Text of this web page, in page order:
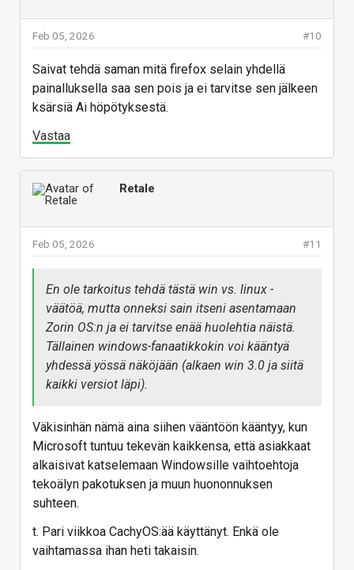
#10
Feb 05, 2026
Saivat tehdä saman mitä firefox selain yhdellä
painalluksella saa sen pois ja ei tarvitse sen jälkeen
ksärsiä Ai höpötyksestä.
Vastaa
Retale
#11
Feb 05, 2026
En ole tarkoitus tehdä tästä win vs. linux -
väätöä, mutta onneksi sain itseni asentamaan
Zorin OS:n ja ei tarvitse enää huolehtia näistä.
Tällainen windows-fanaatikkokin voi kääntyä
yhdessä yössä näköjään (alkaen win 3.0 ja siitä
kaikki versiot läpi).
Väkisinhän nämä aina siihen vääntöön kääntyy, kun
Microsoft tuntuu tekevän kaikkensa, että asiakkaat
alkaisivat katselemaan Windowsille vaihtoehtoja
tekoälyn pakotuksen ja muun huononnuksen
suhteen.
t. Pari viikkoa CachyOS:ää käyttänyt. Enkä ole
vaihtamassa ihan heti takaisin.